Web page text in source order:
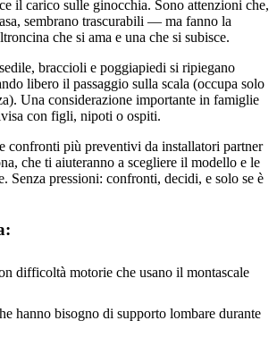
il carico sulle ginocchia. Sono attenzioni che,
sembrano trascurabili — ma fanno la
che si ama e una che si subisce.
braccioli e poggiapiedi si ripiegano
libero il passaggio sulla scala (occupa solo
Una considerazione importante in famiglie
con figli, nipoti o ospiti.
confronti più preventivi da installatori partner
che ti aiuteranno a scegliere il modello e le
Senza pressioni: confronti, decidi, e solo se è
difficoltà motorie che usano il montascale
hanno bisogno di supporto lombare durante